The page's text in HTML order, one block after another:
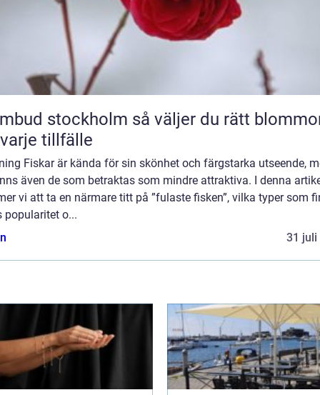
stockholm så väljer du rätt blommor
tillfälle
Fiskar är kända för sin skönhet och färgstarka utseende,
även de som betraktas som mindre attraktiva. I denna
vi att ta en närmare titt på ”fulaste fisken”, vilka typer som
popularitet o...
31 juli